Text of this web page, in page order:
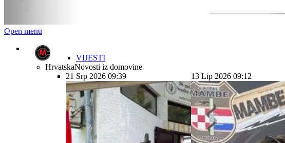
Open menu
VIJESTI
HrvatskaNovosti iz domovine
21 Srp 2026 09:39
13 Lip 2026 09:12